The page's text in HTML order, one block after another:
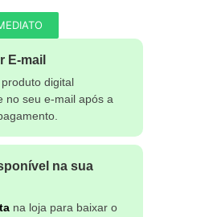
E-mail
digital
no seu e-mail após a
na sua
na loja para baixar o